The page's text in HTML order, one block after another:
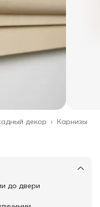
Карнизы
декор ›
до двери